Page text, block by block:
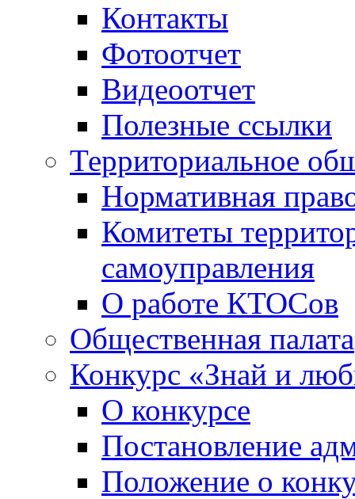
Контакты
Фотоотчет
Видеоотчет
Полезные ссылки
Территориальное
Нормативная
Комитеты
самоуправления
О работе КТОСов
Общественная палата
Конкурс «Знай и
О конкурсе
Постановление
Положение о